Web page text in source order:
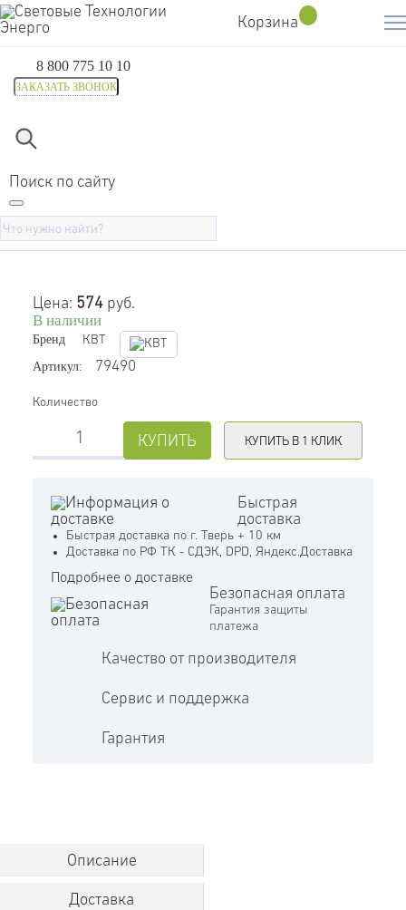
Корзина
8 800 775 10 10
ЗАКАЗАТЬ ЗВОНОК
Поиск по сайту
Главная
Набор втулочных
наконечников НШВИ №2 (КВТ)
Цена: 574 руб.
В наличии
Бренд КВТ
Артикул: 79490
Количество
КУПИТЬ КУПИТЬ В 1 КЛИК
Быстрая
доставка
Быстрая доставка по г. Тверь + 10 км
Доставка по РФ ТК - СДЭК, DPD, Яндекс.Доставка
Подробнее о доставке
Безопасная оплата
Гарантия защиты
платежа
Качество от производителя
Сервис и поддержка
Гарантия
Описание
Доставка